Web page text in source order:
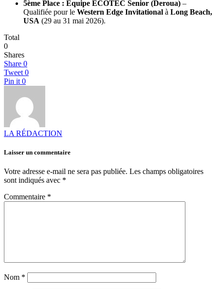
5ème Place : Equipe ECOTEC Senior (Deroua) –
Qualifiée pour le Western Edge Invitational à Long Beach,
USA (29 au 31 mai 2026).
Total
0
Shares
Share 0
Tweet 0
Pin it 0
LA RÉDACTION
Laisser un commentaire
Votre adresse e-mail ne sera pas publiée. Les champs obligatoires
sont indiqués avec *
Commentaire *
Nom *